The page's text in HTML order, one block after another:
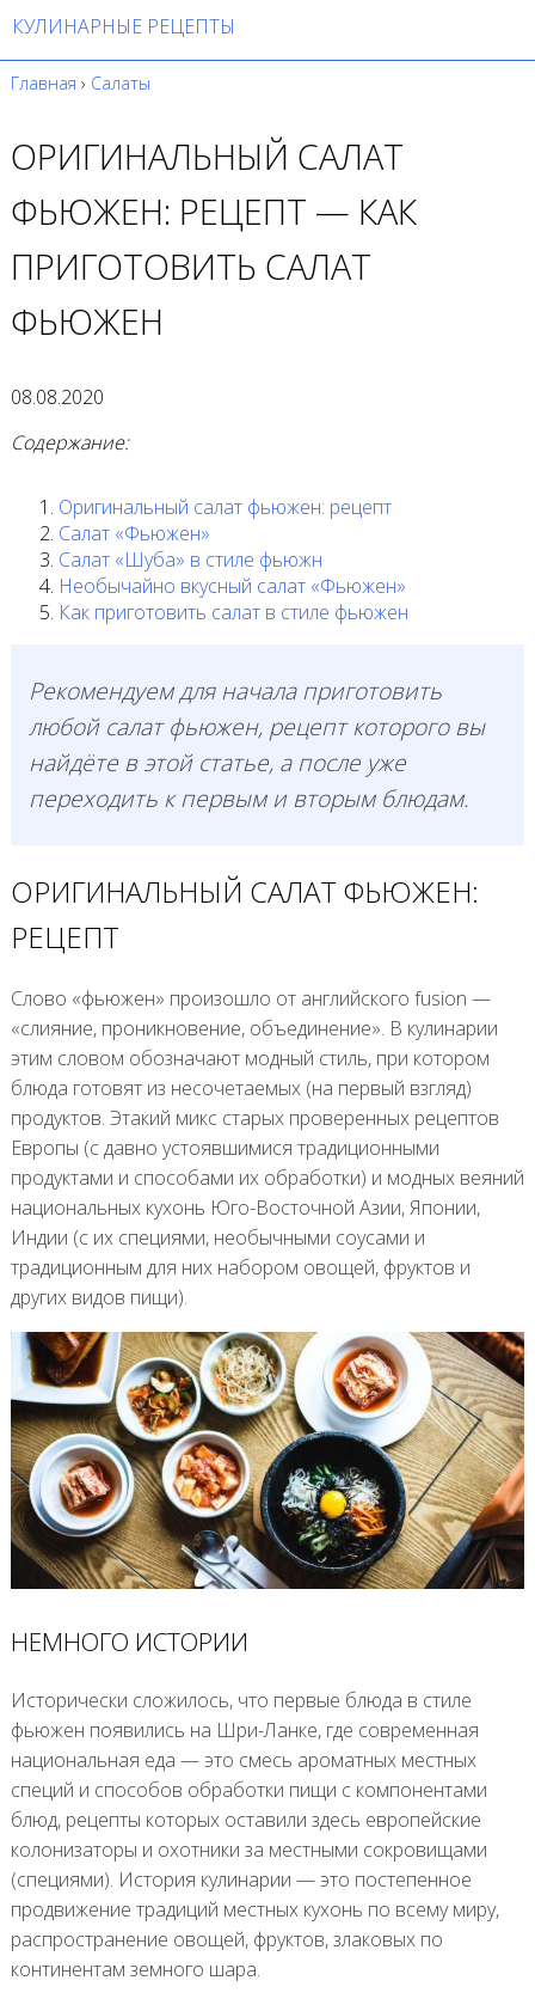
КУЛИНАРНЫЕ РЕЦЕПТЫ
Главная › Салаты
ОРИГИНАЛЬНЫЙ САЛАТ
ФЬЮЖЕН: РЕЦЕПТ — КАК
ПРИГОТОВИТЬ САЛАТ
ФЬЮЖЕН
08.08.2020
Содержание:
Оригинальный салат фьюжен: рецепт
Салат «Фьюжен»
Салат «Шуба» в стиле фьюжн
Необычайно вкусный салат «Фьюжен»
Как приготовить салат в стиле фьюжен
Рекомендуем для начала приготовить
любой салат фьюжен, рецепт которого вы
найдёте в этой статье, а после уже
переходить к первым и вторым блюдам.
ОРИГИНАЛЬНЫЙ САЛАТ ФЬЮЖЕН:
РЕЦЕПТ
Слово «фьюжен» произошло от английского fusion —
«слияние, проникновение, объединение». В кулинарии
этим словом обозначают модный стиль, при котором
блюда готовят из несочетаемых (на первый взгляд)
продуктов. Этакий микс старых проверенных рецептов
Европы (с давно устоявшимися традиционными
продуктами и способами их обработки) и модных веяний
национальных кухонь Юго-Восточной Азии, Японии,
Индии (с их специями, необычными соусами и
традиционным для них набором овощей, фруктов и
других видов пищи).
НЕМНОГО ИСТОРИИ
Исторически сложилось, что первые блюда в стиле
фьюжен появились на Шри-Ланке, где современная
национальная еда — это смесь ароматных местных
специй и способов обработки пищи с компонентами
блюд, рецепты которых оставили здесь европейские
колонизаторы и охотники за местными сокровищами
(специями). История кулинарии — это постепенное
продвижение традиций местных кухонь по всему миру,
распространение овощей, фруктов, злаковых по
континентам земного шара.